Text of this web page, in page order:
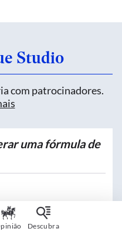
Studio
com patrocinadores.
uma fórmula de
Descubra